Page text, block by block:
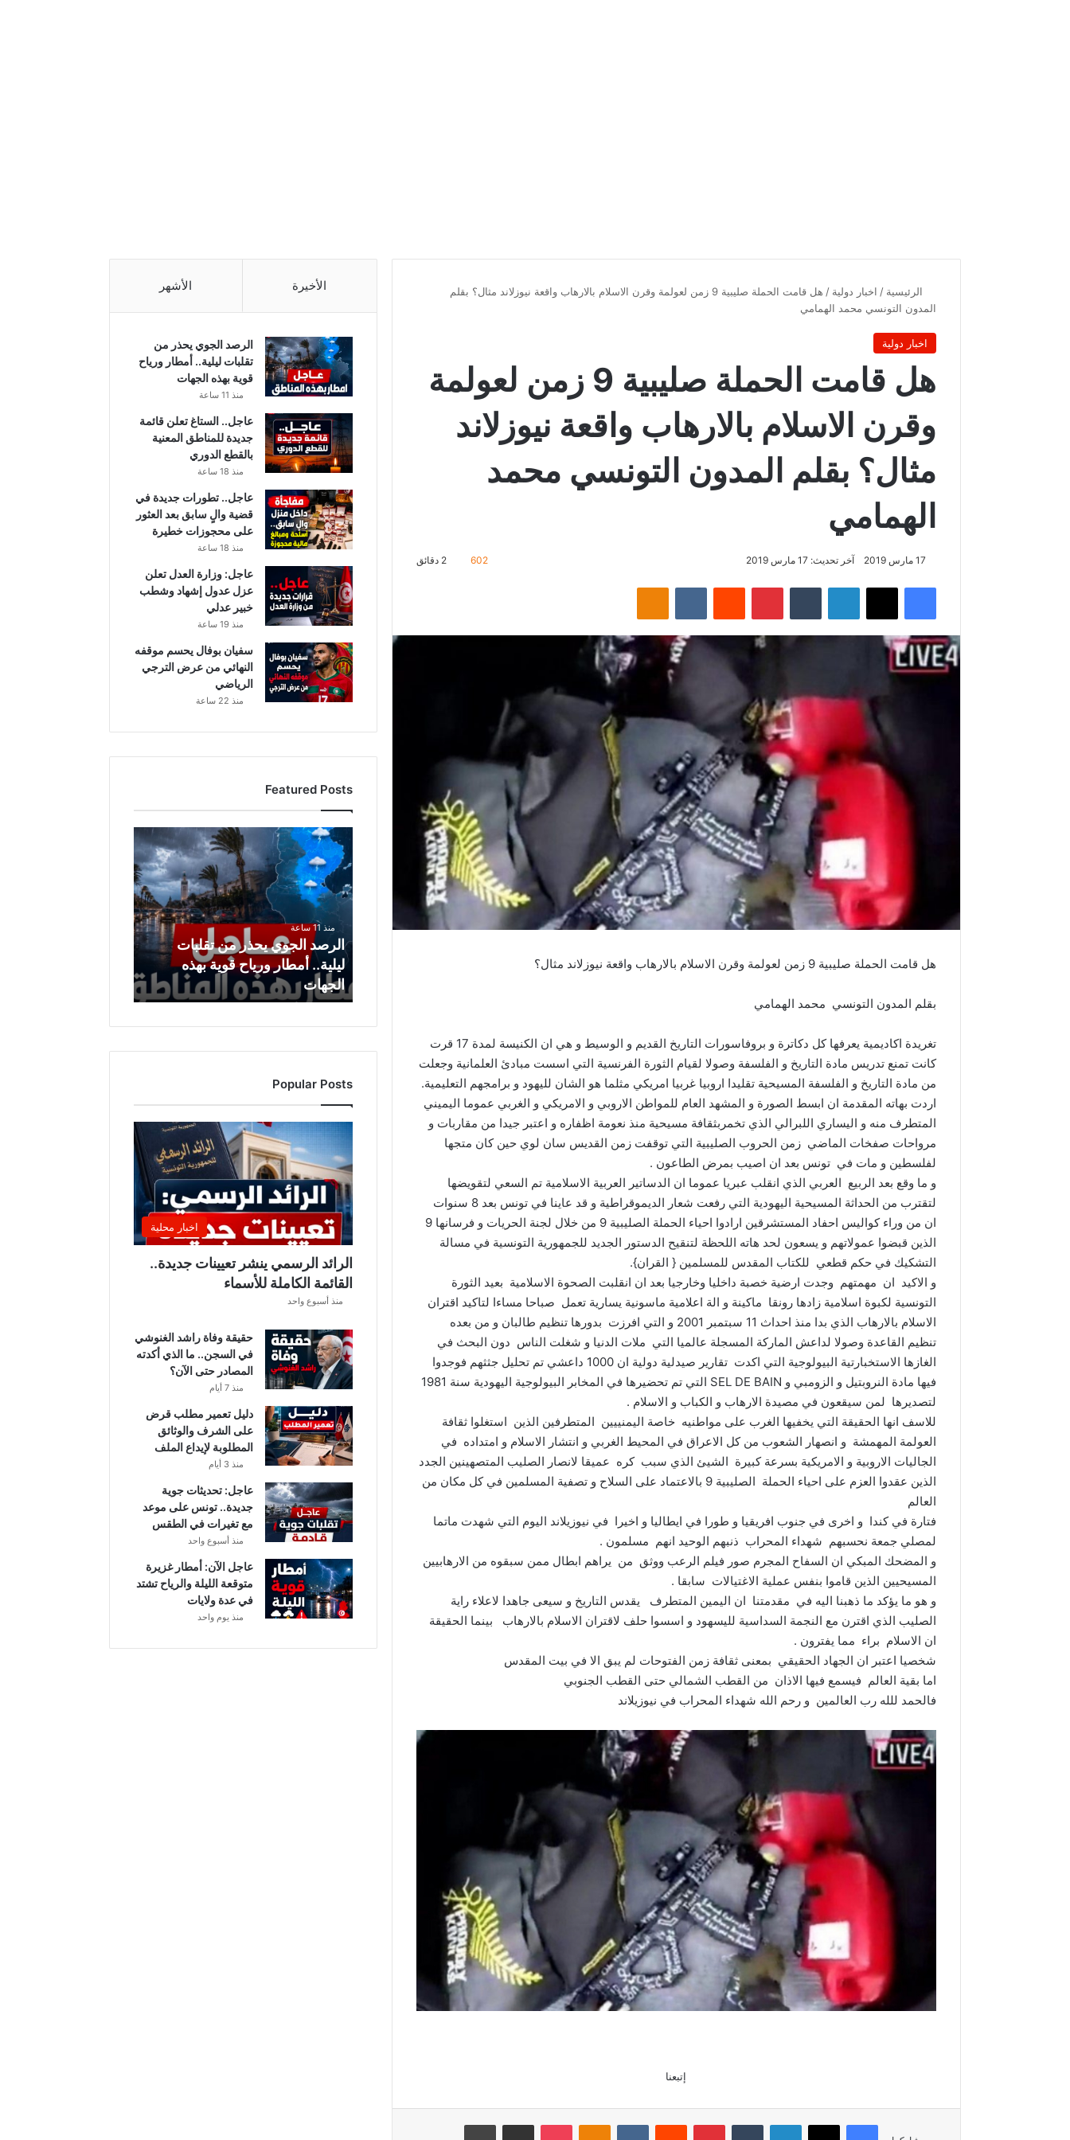
الرئيسية / اخبار دولية /
هل قامت الحملة صليبية 9 زمن لعولمة وقرن الاسلام بالارهاب واقعة نيوزلاند مثال؟ بقلم
المدون التونسي محمد الهمامي
اخبار دولية
هل قامت الحملة صليبية 9 زمن لعولمة
وقرن الاسلام بالارهاب واقعة نيوزلاند
مثال؟ بقلم المدون التونسي محمد
الهمامي
17 مارس 2019 آخر تحديث: 17 مارس 2019 602 2 دقائق
فيسبوك لينكدإن بينتيريست
هل قامت الحملة صليبية 9 زمن لعولمة وقرن الاسلام بالارهاب واقعة نيوزلاند مثال؟
بقلم المدون التونسي محمد الهمامي
تغريدة اكاديمية يعرفها كل دكاترة و بروفاسورات التاريخ القديم و الوسيط و هي ان الكنيسة لمدة 17 قرت
كانت تمنع تدريس مادة التاريخ و الفلسفة وصولا لقيام الثورة الفرنسية التي اسست مبادئ العلمانية وجعلت
من مادة التاريخ و الفلسفة المسيحية تقليدا اروبيا غربيا امريكي مثلما هو الشان لليهود و برامجهم التعليمية.
اردت بهاته المقدمة ان ابسط الصورة و المشهد العام للمواطن الاروبي و الامريكي و الغربي عموما اليميني
المتطرف منه و اليساري اللبرالي الذي تخمربثقافة مسيحية منذ نعومة اظفاره و اعتبر جيدا من مقاربات و
مرواحات صفخات الماضي زمن الحروب الصليبية التي توقفت زمن القديس سان لوي حين كان متجها
لفلسطين و مات في تونس بعد ان اصيب بمرض الطاعون .
و ما وقع بعد الربيع العربي الذي انقلب عبريا عموما ان الدساتير العربية الاسلامية تم السعي لتقويضها
لتقترب من الحداثة المسيحية اليهودية التي رفعت شعار الديموقراطية و قد عاينا في تونس بعد 8 سنوات
ان من وراء كواليس احفاد المستشرقين ارادوا احياء الحملة الصليبية 9 من خلال لجنة الحريات و فرسانها 9
الذين قبضوا عمولاتهم و يسعون لحد هاته اللحظة لتنقيح الدستور الجديد للجمهورية التونسية في مسالة
التشكيك في حكم قطعي للكتاب المقدس للمسلمين { القران}.
و الاكيد ان مهمتهم وجدت ارضية خصبة داخليا وخارجيا بعد ان انقلبت الصحوة الاسلامية بعيد الثورة
التونسية لكبوة اسلامية زادها رونقا ماكينة و الة اعلامية ماسونية يسارية تعمل صباحا مساءا لتاكيد اقتران
الاسلام بالارهاب الذي بدا منذ احداث 11 سبتمبر 2001 و التي افرزت بدورها تنظيم طالبان و من بعده
تنظيم القاعدة وصولا لداعش الماركة المسجلة عالميا التي ملات الدنيا و شغلت الناس دون البحث في
الغازها الاستخبارتية البيولوجية التي اكدت تقارير صيدلية دولية ان 1000 داعشي تم تحليل جثثهم فوجدوا
فيها مادة النروبتيل و الزومبي و SEL DE BAIN التي تم تحضيرها في المخابر البيولوجية اليهودية سنة 1981
لتصديرها لمن سيقعون في مصيدة الارهاب و الكباب و الاسلام .
للاسف انها الحقيقة التي يخفيها الغرب على مواطنيه خاصة اليمنييين المتطرفين الذين استغلوا ثقافة
العولمة المهمشة و انصهار الشعوب من كل الاعراق في المحيط الغربي و انتشار الاسلام و امتداده في
الجاليات الاروبية و الامريكية بسرعة كبيرة الشيئ الذي سبب كره عميقا لانصار الصليب المتصهينين الجدد
الذين عقدوا العزم على احياء الحملة الصليبية 9 بالاعتماد على السلاح و تصفية المسلمين في كل مكان من
العالم
فتارة في كندا و اخرى في جنوب افريقيا و طورا في ايطاليا و اخيرا في نيوزيلاند اليوم التي شهدت ماتما
لمصلي جمعة نحسبهم شهداء المحراب ذنبهم الوحيد انهم مسلمون .
و المضحك المبكي ان السفاح المجرم صور فيلم الرعب ووثق من يراهم ابطال ممن سبقوه من الارهابيين
المسيحيين الذين قاموا بنفس عملية الاغتيالات سابقا .
و هو ما يؤكد ما ذهبنا اليه في مقدمتنا ان اليمين المتطرف يقدس التاريخ و سيعى جاهدا لاعلاء راية
الصليب الذي اقترن مع النجمة السداسية لليسهود و اسسوا حلف لاقتران الاسلام بالارهاب بينما الحقيقة
ان الاسلام براء مما يفترون .
شخصيا اعتبر ان الجهاد الحقيقي بمعنى ثقافة زمن الفتوحات لم يبق الا في بيت المقدس
اما بقية العالم فيسمع فيها الاذان من القطب الشمالي حتى القطب الجنوبي
فالحمد للله رب العالمين و رحم الله شهداء المحراب في نيوزيلاند
إتبعنا
فيسبوك لينكدإن بينتيريست
الأخيرة الأشهر
الرصد الجوي يحذر من
تقلبات ليلية.. أمطار ورياح
قوية بهذه الجهات
منذ 11 ساعة
عاجل.. الستاغ تعلن قائمة
جديدة للمناطق المعنية
بالقطع الدوري
منذ 18 ساعة
عاجل.. تطورات جديدة في
قضية والٍ سابق بعد العثور
على محجوزات خطيرة
منذ 18 ساعة
عاجل: وزارة العدل تعلن
عزل عدول إشهاد وشطب
خبير عدلي
منذ 19 ساعة
سفيان بوفال يحسم موقفه
النهائي من عرض الترجي
الرياضي
منذ 22 ساعة
Featured Posts
ر
ص
د
ج
ي
ي
ر
ن
ت
ق
ا
ت
ل
ي
ل
ة
.
م
ط
ا
ر
و
ر
ي
ا
و
ي
ه
ذ
ه
ا
منذ 11 ساعة
الرصد الجوي يحذر من تقلبات
ليلية.. أمطار ورياح قوية بهذه
الجهات
Popular Posts
اخبار محلية
الرائد الرسمي ينشر تعيينات جديدة..
القائمة الكاملة للأسماء
منذ أسبوع واحد
حقيقة وفاة راشد الغنوشي
في السجن.. ما الذي أكدته
المصادر حتى الآن؟
منذ 7 أيام
دليل تعمير مطلب قرض
على الشرف والوثائق
المطلوبة لإيداع الملف
منذ 3 أيام
عاجل: تحديثات جوية
جديدة.. تونس على موعد
مع تغيرات في الطقس
منذ أسبوع واحد
عاجل الآن: أمطار غزيرة
متوقعة الليلة والرياح تشتد
في عدة ولايات
منذ يوم واحد